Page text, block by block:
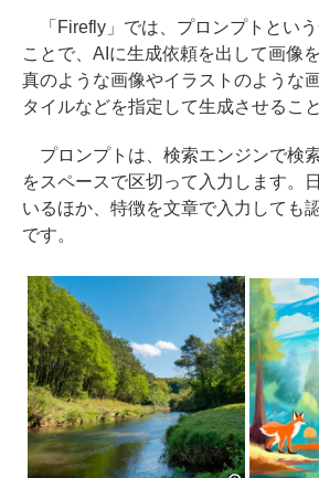
「Firefly」では、プロンプトとい
ことで、AIに生成依頼を出して画像
真のような画像やイラストのような
タイルなどを指定して生成させるこ
プロンプトは、検索エンジンで検
をスペースで区切って入力します。
いるほか、特徴を文章で入力しても
です。